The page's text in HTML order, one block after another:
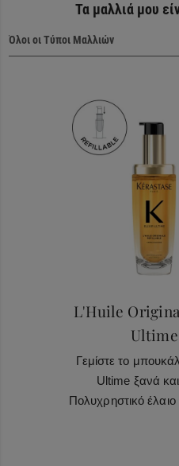
Τα μαλλιά μου
Haircare Heroes
L'Huile
Ultime
Γεμίστε το
Ultime ξανά
Πολυχρηστικό